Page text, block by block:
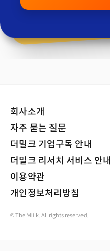
회사소개
자주 묻는 질문
더밀크 기업구독 안내
더밀크 리서치 서비스 안내
이용약관
개인정보처리방침
© The Miilk. All rights reserved.